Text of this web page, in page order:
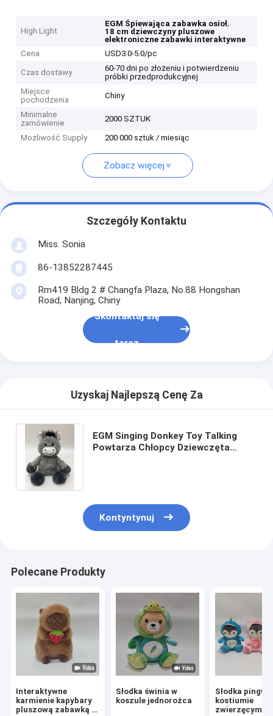
High Light
EGM Śpiewająca zabawka osioł,
18 cm dziewczyny pluszowe
elektroniczne zabawki interaktywne
Cena
USD3.0-5.0/pc
Czas dostawy
60-70 dni po złożeniu i potwierdzeniu
próbki przedprodukcyjnej
Miejsce
pochodzenia
Chiny
Minimalne
zamówienie
2000 SZTUK
Możliwość Supply 200 000 sztuk / miesiąc
Zobacz więcej
Szczegóły Kontaktu
Miss. Sonia
86-13852287445
Rm419 Bldg 2 # Changfa Plaza, No.88 Hongshan
Road, Nanjing, Chiny
Skontaktuj się
teraz
Uzyskaj Najlepszą Cenę Za
EGM Singing Donkey Toy Talking
Powtarza Chłopcy Dziewczęta
Kontyntynuj
Polecane Produkty
Interaktywne
karmienie kapybary
pluszową zabawką z
Słodka świnia w
koszule jednorożca
Słodka
kostiumie
zwierzęcym